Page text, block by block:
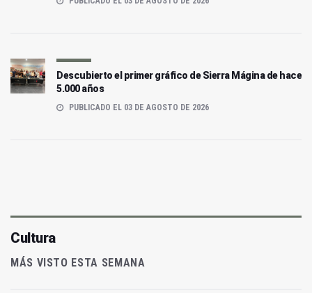
Descubierto el primer gráfico de Sierra Mágina de hace
5.000 años
PUBLICADO EL 03 DE AGOSTO DE 2026
Cultura
MÁS VISTO ESTA SEMANA